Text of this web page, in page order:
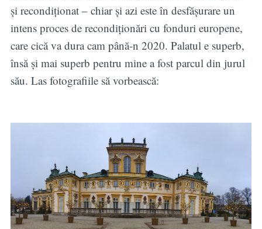
și recondiționat – chiar și azi este în desfășurare un
intens proces de recondiționări cu fonduri europene,
care cică va dura cam până-n 2020. Palatul e superb,
însă și mai superb pentru mine a fost parcul din jurul
său. Las fotografiile să vorbească: